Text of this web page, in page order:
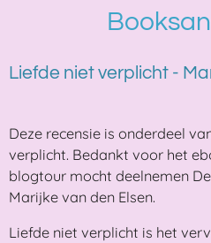
de
Liefde niet verplicht -
Deze recensie is onderdeel
verplicht. Bedankt voor het
blogtour mocht deelnemen
Marijke van den Elsen.
Liefde niet verplicht is het